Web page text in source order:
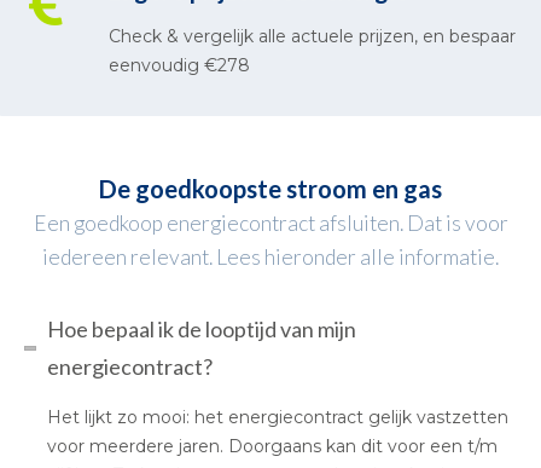
Check & vergelijk alle actuele prijzen, en bespaar
eenvoudig €278
De goedkoopste stroom en gas
Een goedkoop energiecontract afsluiten. Dat is voor
iedereen relevant. Lees hieronder alle informatie.
Hoe bepaal ik de looptijd van mijn
energiecontract?
Het lijkt zo mooi: het energiecontract gelijk vastzetten
voor meerdere jaren. Doorgaans kan dit voor een t/m